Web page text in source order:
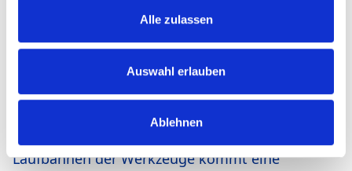
Alle zulassen
Auswahl erlauben
Ablehnen
mm beträgt. Zusätzlich werden die
Maschinen dadurch länger und auch die
Durchlaufzeit der einzelnen Werkstücke
wird höher. Das RUL hat mit einer Baulänge
Laufbahnen der Werkzeuge kommt eine